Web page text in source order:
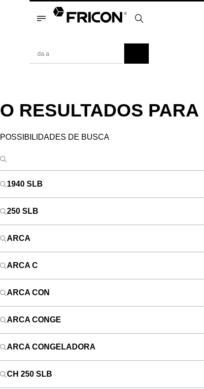
O RESULTADOS PARA
POSSIBILIDADES DE BUSCA
1940 SLB
250 SLB
ARCA
ARCA C
ARCA CON
ARCA CONGE
ARCA CONGELADORA
CH 250 SLB